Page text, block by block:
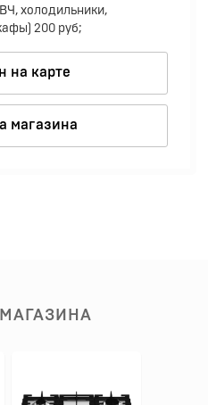
холодильники,
200 руб;
на карте
магазина